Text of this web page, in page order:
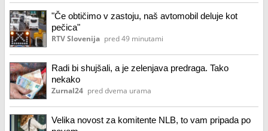
"Če obtičimo v zastoju, naš avtomobil deluje kot
pečica"
RTV Slovenija pred 49 minutami
Radi bi shujšali, a je zelenjava predraga. Tako
nekako
Zurnal24 pred dvema urama
Velika novost za komitente NLB, to vam pripada po